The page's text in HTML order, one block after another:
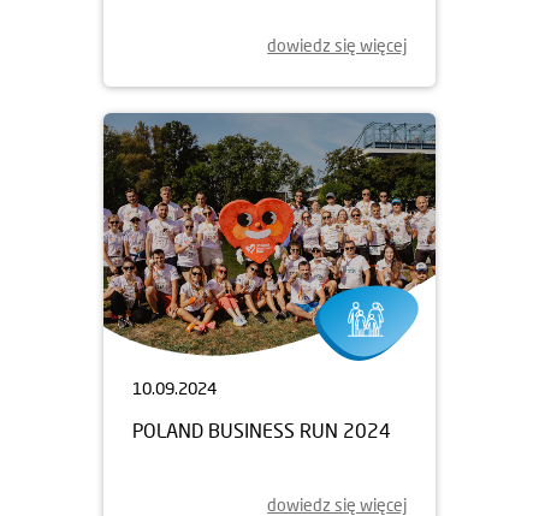
dowiedz się więcej
10.09.2024
POLAND BUSINESS RUN 2024
dowiedz się więcej